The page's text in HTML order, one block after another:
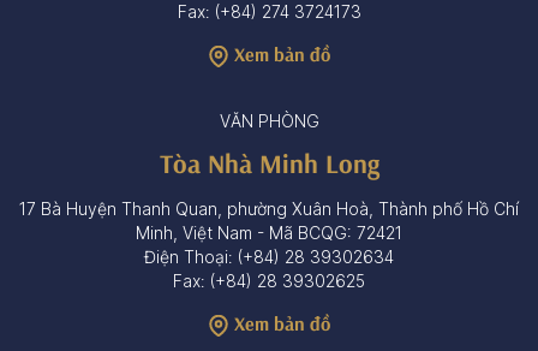
Fax: (+84) 274 3724173
Xem bản đồ
VĂN PHÒNG
Tòa Nhà Minh Long
17 Bà Huyện Thanh Quan, phường Xuân Hoà, Thành phố Hồ Chí
Minh, Việt Nam - Mã BCQG: 72421
Điện Thoại: (+84) 28 39302634
Fax: (+84) 28 39302625
Xem bản đồ